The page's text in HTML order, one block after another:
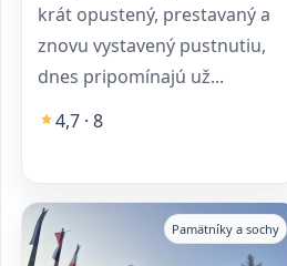
krát opustený, prestavaný a
znovu vystavený pustnutiu,
dnes pripomínajú už...
4,7 · 8
Pamätníky a sochy